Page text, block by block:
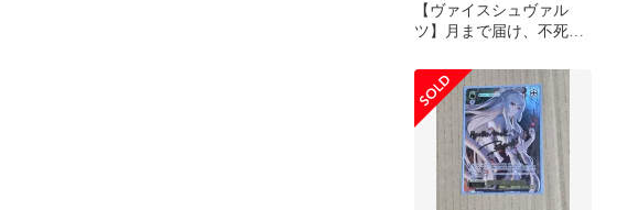
【ヴァイスシュヴァル
ツ】月まで届け、不死の